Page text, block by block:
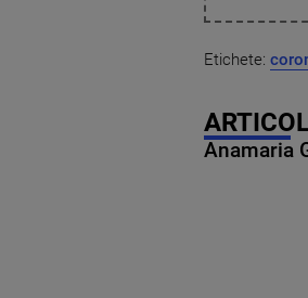
Etichete:
Anamaria